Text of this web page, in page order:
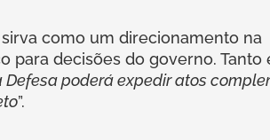
como um direcionamento na
decisões do governo. Tanto
Defesa poderá expedir atos
”.